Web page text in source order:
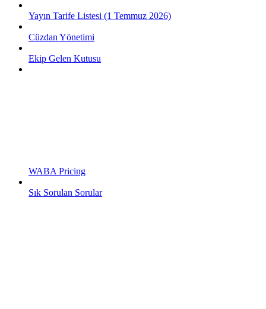
Yayın Tarife Listesi (1 Temmuz 2026)
Cüzdan Yönetimi
Ekip Gelen Kutusu
WABA Pricing
Sık Sorulan Sorular